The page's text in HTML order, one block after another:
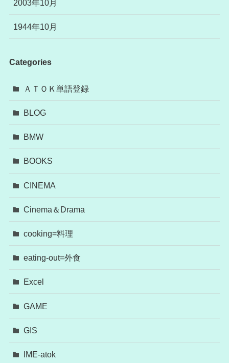
2003年10月
1944年10月
Categories
ＡＴＯＫ単語登録
BLOG
BMW
BOOKS
CINEMA
Cinema＆Drama
cooking=料理
eating-out=外食
Excel
GAME
GIS
IME-atok